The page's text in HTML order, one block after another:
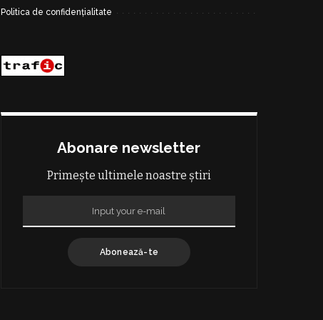
Politica de confidențialitate
Abonare newsletter
Primește ultimele noastre știri
Abonează-te